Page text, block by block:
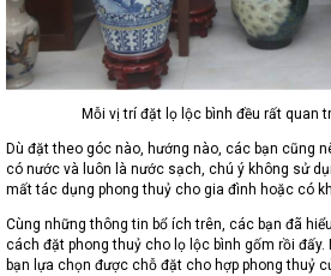
Mỗi vị trí đặt lọ lộc bình đều rất quan
Dù đặt theo góc nào, hướng nào, các bạn cũng
có nước và luôn là nước sạch, chú ý không sử
mất tác dụng phong thuỷ cho gia đình hoặc có
Cùng những thông tin bổ ích trên, các bạn đã
cách đặt phong thuỷ cho lọ lộc bình gốm rồi đấy.
bạn lựa chọn được chỗ đặt cho hợp phong thuỷ